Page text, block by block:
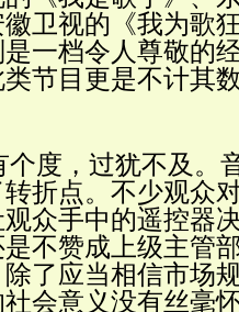
卫视的《我为歌
一档令人尊敬的
节目更是不计其
个度，过犹不及。
折点。不少观众
众手中的遥控器
不赞成上级主管
了应当相信市场
会意义没有丝毫